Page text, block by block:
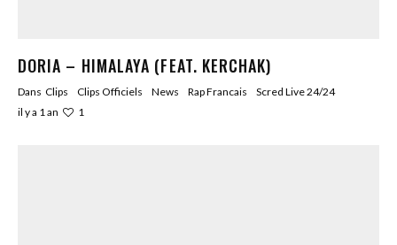
DORIA – HIMALAYA (FEAT. KERCHAK)
Dans Clips Clips Officiels News Rap Francais
Scred Live 24/24
il y a 1 an
1